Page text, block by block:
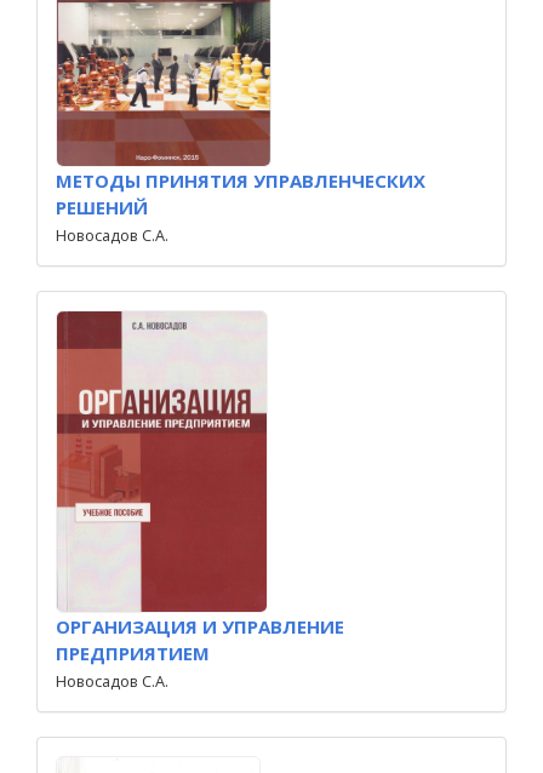
МЕТОДЫ ПРИНЯТИЯ УПРАВЛЕНЧЕСКИХ
РЕШЕНИЙ
Новосадов С.А.
ОРГАНИЗАЦИЯ И УПРАВЛЕНИЕ
ПРЕДПРИЯТИЕМ
Новосадов С.А.